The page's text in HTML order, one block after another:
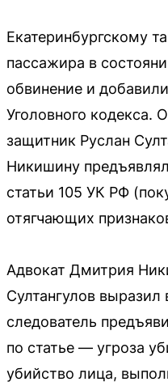
Екатеринбургскому
пассажира в
обвинение и
Уголовного кодекса.
защитник Руслан
Никишину
статьи 105 УК РФ
отягчающих
Адвокат Дмитрия
Султангулов
следователь
по статье — угроза
убийство лица,